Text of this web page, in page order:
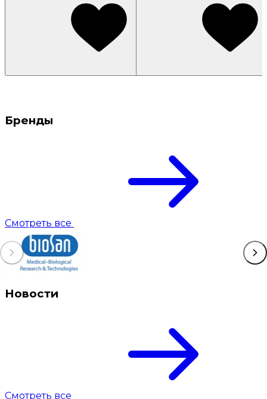
Бренды
Смотреть все
Новости
Смотреть все